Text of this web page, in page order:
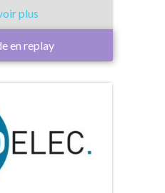
en replay